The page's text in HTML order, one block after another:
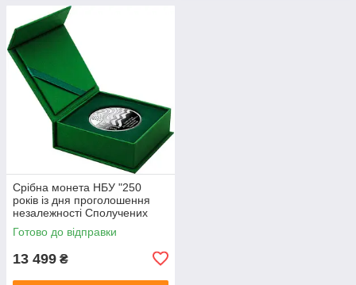
Срібна монета НБУ "250
років із дня проголошення
незалежності Сполучених
Штатів Америки"
Готово до відправки
13 499 ₴